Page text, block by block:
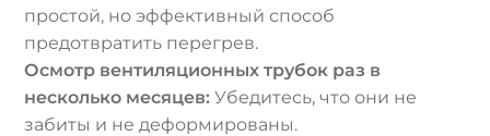
простой, но эффективный способ
предотвратить перегрев.
Осмотр вентиляционных трубок раз в
несколько месяцев: Убедитесь, что они не
забиты и не деформированы.